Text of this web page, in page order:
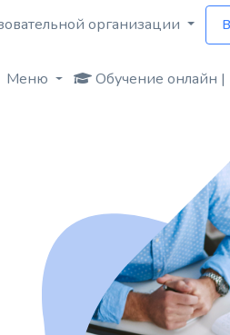
организации
Меню Обучение онлайн |